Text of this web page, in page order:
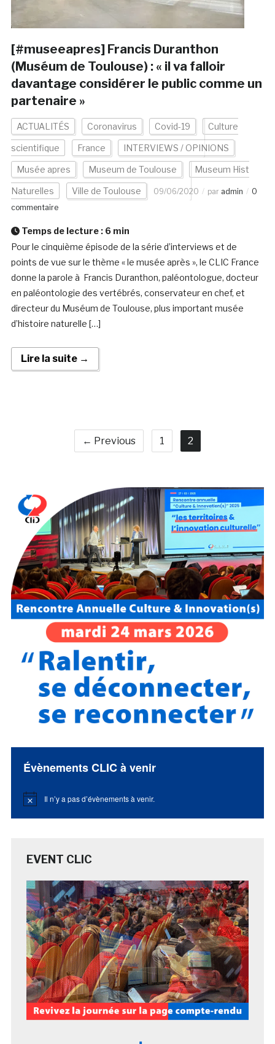
[#museeapres] Francis Duranthon
(Muséum de Toulouse) : « il va falloir
davantage considérer le public comme un
partenaire »
ACTUALITÉS Coronavirus Covid-19 Culture
scientifique France INTERVIEWS / OPINIONS
Musée apres Museum de Toulouse Museum Hist
Naturelles Ville de Toulouse 09/06/2020 par admin
0
commentaire
Temps de lecture : 6 min
Pour le cinquième épisode de la série d’interviews et de
points de vue sur le thème « le musée après », le CLIC France
donne la parole à Francis Duranthon, paléontologue, docteur
en paléontologie des vertébrés, conservateur en chef, et
directeur du Muséum de Toulouse, plus important musée
d’histoire naturelle […]
Lire la suite →
← Previous 1 2
Évènements CLIC à venir
Notice Il n’y a pas d’évènements à venir.
EVENT CLIC